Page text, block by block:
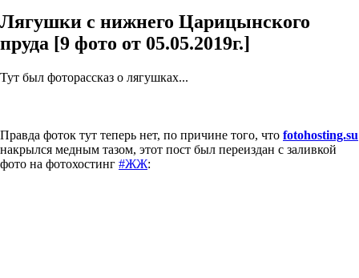
Лягушки с нижнего Царицынского
пруда [9 фото от 05.05.2019г.]
Тут был фоторассказ о лягушках...
Правда фоток тут теперь нет, по причине того, что fotohosting.su
накрылся медным тазом, этот пост был переиздан с заливкой
фото на фотохостинг #ЖЖ: